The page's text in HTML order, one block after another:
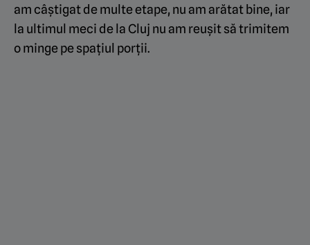
am câștigat de multe etape, nu am arătat bine, iar
la ultimul meci de la Cluj nu am reușit să trimitem
o minge pe spațiul porții.